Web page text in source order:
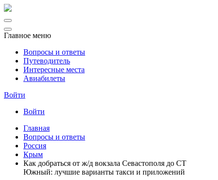
Главное меню
Вопросы и ответы
Путеводитель
Интересные места
Авиабилеты
Войти
Войти
Главная
Вопросы и ответы
Россия
Крым
Как добраться от ж/д вокзала Севастополя до СТ
Южный: лучшие варианты такси и приложений